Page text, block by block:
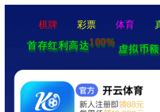
棋牌 彩票 体育
首存红利高达100%
虚拟币